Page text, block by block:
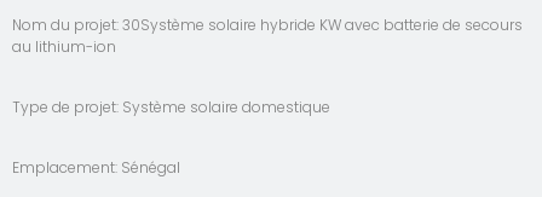
Nom du projet: 30Système solaire hybride KW avec batterie de secours
au lithium-ion
Type de projet: Système solaire domestique
Emplacement: Sénégal